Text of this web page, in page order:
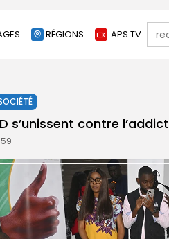
RÉGIONS APS TV for:
s’unissent contre